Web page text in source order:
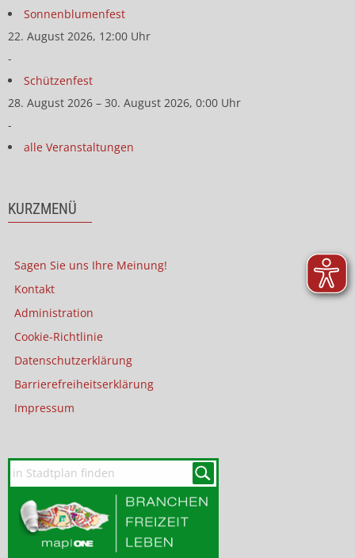
Sonnenblumenfest
22. August 2026, 12:00 Uhr
-
Schützenfest
28. August 2026 – 30. August 2026, 0:00 Uhr
-
alle Veranstaltungen
KURZMENÜ
Sagen Sie uns Ihre Meinung!
Kontakt
Administration
Cookie-Richtlinie
Datenschutzerklärung
Barrierefreiheitserklärung
Impressum